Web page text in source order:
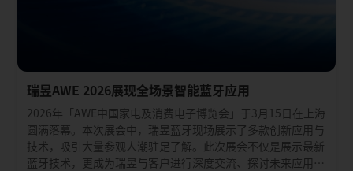
瑞昱AWE 2026展现全场景智能蓝牙应用
2026年「AWE中国家电及消费电子博览会」于3月15日在上海
圆满落幕。本次展会中，瑞昱蓝牙现场展示了多款创新应用与
技术，吸引大量参观人潮驻足了解。此次展会不仅是展示最新
蓝牙技术，更成为瑞昱与客户进行深度交流、探讨未来应用落